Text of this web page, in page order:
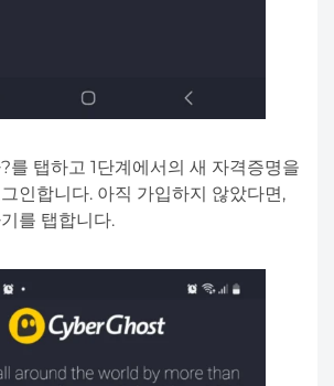
를 탭하고 1단계에서의 새 자격증명을
인합니다. 아직 가입하지 않았다면,
를 탭합니다.